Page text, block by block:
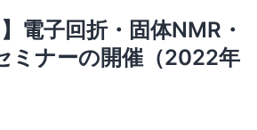
電子回折・固体NMR・
ミナーの開催（2022年